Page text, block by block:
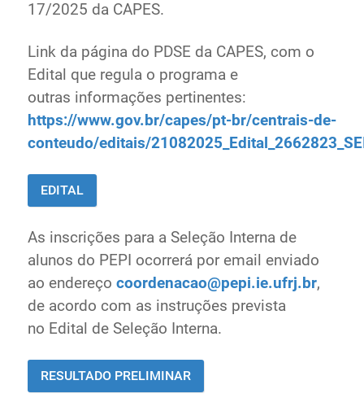
17/2025 da CAPES.
Link da página do PDSE da CAPES, com o
Edital que regula o programa e
outras informações pertinentes:
https://www.gov.br/capes/pt-br/centrais-de-
conteudo/editais/
EDITAL
As inscrições para a Seleção Interna de
alunos do PEPI ocorrerá por email enviado
ao endereço coordenacao@pepi.ie.ufrj.br,
de acordo com as instruções prevista
no Edital de Seleção Interna.
RESULTADO PRELIMINAR